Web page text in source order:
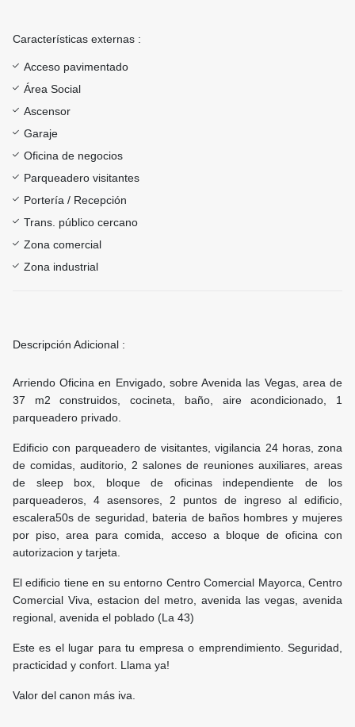
Características externas :
Acceso pavimentado
Área Social
Ascensor
Garaje
Oficina de negocios
Parqueadero visitantes
Portería / Recepción
Trans. público cercano
Zona comercial
Zona industrial
Descripción Adicional :
Arriendo Oficina en Envigado, sobre Avenida las Vegas, area de
37 m2 construidos, cocineta, baño, aire acondicionado, 1
parqueadero privado.
Edificio con parqueadero de visitantes, vigilancia 24 horas, zona
de comidas, auditorio, 2 salones de reuniones auxiliares, areas
de sleep box, bloque de oficinas independiente de los
parqueaderos, 4 asensores, 2 puntos de ingreso al edificio,
escalera50s de seguridad, bateria de baños hombres y mujeres
por piso, area para comida, acceso a bloque de oficina con
autorizacion y tarjeta.
El edificio tiene en su entorno Centro Comercial Mayorca, Centro
Comercial Viva, estacion del metro, avenida las vegas, avenida
regional, avenida el poblado (La 43)
Este es el lugar para tu empresa o emprendimiento. Seguridad,
practicidad y confort. Llama ya!
Valor del canon más iva.